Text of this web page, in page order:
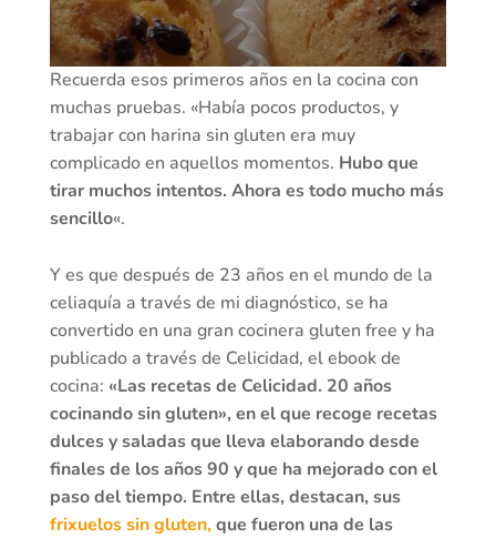
Recuerda esos primeros años en la cocina con
muchas pruebas. «Había pocos productos, y
trabajar con harina sin gluten era muy
complicado en aquellos momentos. Hubo que
tirar muchos intentos. Ahora es todo mucho más
sencillo«.
Y es que después de 23 años en el mundo de la
celiaquía a través de mi diagnóstico, se ha
convertido en una gran cocinera gluten free y ha
publicado a través de Celicidad, el ebook de
cocina: «Las recetas de Celicidad. 20 años
cocinando sin gluten», en el que recoge recetas
dulces y saladas que lleva elaborando desde
finales de los años 90 y que ha mejorado con el
paso del tiempo. Entre ellas, destacan, sus
frixuelos sin gluten,que fueron una de las